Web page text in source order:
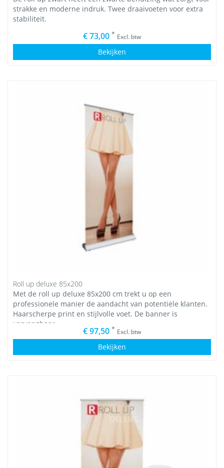
strakke en moderne indruk. Twee draaivoeten voor extra
stabiliteit.
€ 73,00 * Excl. btw
Bekijken
Roll up deluxe 85x200
Met de roll up deluxe 85x200 cm trekt u op een
professionele manier de aandacht van potentiële klanten.
Haarscherpe print en stijlvolle voet. De banner is
vervangbaar.
€ 97,50 * Excl. btw
Bekijken